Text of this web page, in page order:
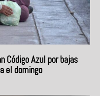
Código Azul por bajas
el domingo